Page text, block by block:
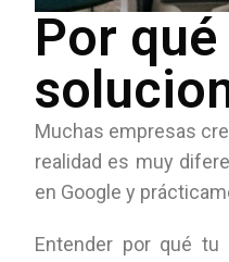
Por
Muchas empresas
realidad es muy
en Google y
Entender por qué tu